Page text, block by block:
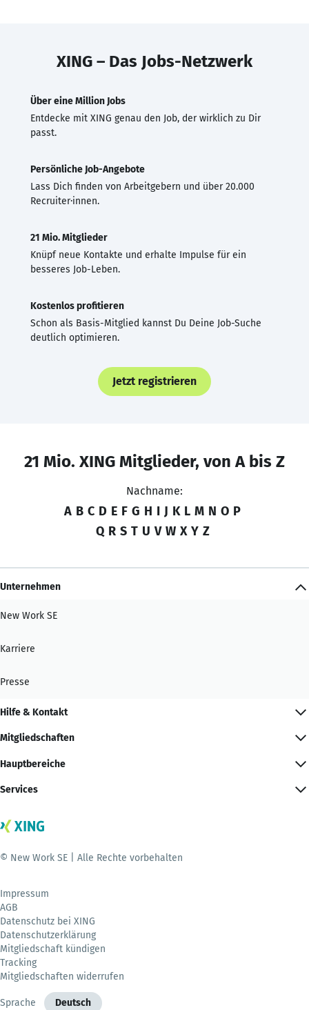
XING – Das Jobs-Netzwerk
Über eine Million Jobs
Entdecke mit XING genau den Job, der wirklich zu Dir
passt.
Persönliche Job-Angebote
Lass Dich finden von Arbeitgebern und über 20.000
Recruiter·innen.
21 Mio. Mitglieder
Knüpf neue Kontakte und erhalte Impulse für ein
besseres Job-Leben.
Kostenlos profitieren
Schon als Basis-Mitglied kannst Du Deine Job-Suche
deutlich optimieren.
Jetzt registrieren
21 Mio. XING Mitglieder, von A bis Z
Nachname:
A B C D E F G H I J K L M N O P
Q R S T U V W X Y Z
Unternehmen
New Work SE
Karriere
Presse
Hilfe & Kontakt
Mitgliedschaften
Hauptbereiche
Services
© New Work SE | Alle Rechte vorbehalten
Impressum
AGB
Datenschutz bei XING
Datenschutzerklärung
Mitgliedschaft kündigen
Tracking
Mitgliedschaften widerrufen
Sprache Deutsch